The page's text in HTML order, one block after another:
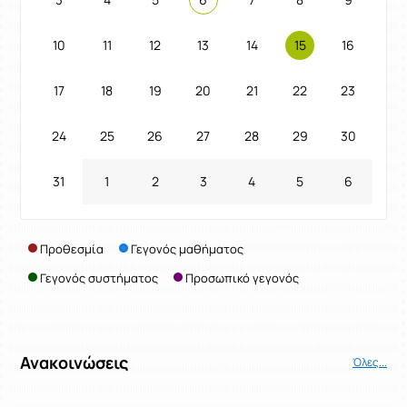
10 11 12 13 14 15 16
17 18 19 20 21 22 23
24 25 26 27 28 29 30
31 1 2 3 4 5 6
Προθεσμία
Γεγονός μαθήματος
Γεγονός συστήματος
Προσωπικό γεγονός
Ανακοινώσεις Όλες...